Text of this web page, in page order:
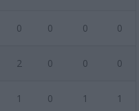
0 0 0 0
2 0 0 0
1 0 1 1